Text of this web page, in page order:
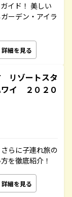
イド！ 美しい
ーデン・アイラ
詳細を見る
リゾートスタ
イ ２０２０
らに子連れ旅の
を徹底紹介！
詳細を見る